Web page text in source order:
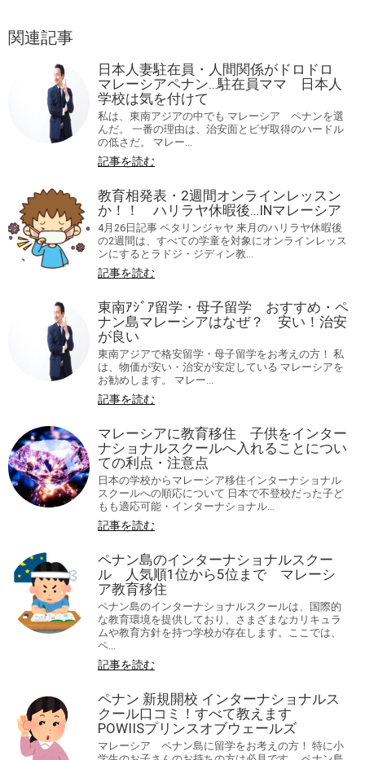
関連記事
日本人妻駐在員・人間関係がドロドロ
マレーシアペナン…駐在員ママ 日本人
学校は気を付けて
私は、東南アジアの中でも マレーシア ペナンを選
んだ。 一番の理由は、治安面とビザ取得のハードル
の低さだ。 マレー...
記事を読む
教育相発表・2週間オンラインレッスン
か！！ ハリラヤ休暇後…INマレーシア
4月26日記事 ペタリンジャヤ 来月のハリラヤ休暇後
の2週間は、すべての学童を対象にオンラインレッス
ンにするとラドジ・ジディン教...
記事を読む
東南ｱｼﾞｱ留学・母子留学 おすすめ・ペ
ナン島マレーシアはなぜ？ 安い！治安
が良い
東南アジアで格安留学・母子留学をお考えの方！ 私
は、物価が安い・治安が安定している マレーシアを
お勧めします。 マレー...
記事を読む
マレーシアに教育移住 子供をインター
ナショナルスクールへ入れることについ
ての利点・注意点
日本の学校からマレーシア移住インターナショナル
スクールへの順応について 日本で不登校だった子ど
もも適応可能・インターナショナル...
記事を読む
ペナン島のインターナショナルスクー
ル 人気順1位から5位まで マレーシ
ア教育移住
ペナン島のインターナショナルスクールは、国際的
な教育環境を提供しており、さまざまなカリキュラ
ムや教育方針を持つ学校が存在します。ここでは、
ペ...
記事を読む
ペナン 新規開校 インターナショナルス
クール口コミ！すべて教えます
POWIISプリンスオブウェールズ
マレーシア ペナン島に留学をお考えの方！ 特に小